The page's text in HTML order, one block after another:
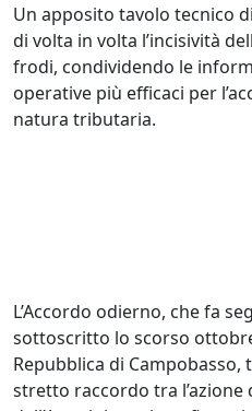
Un apposito tavolo tecnico
di volta in volta l’incisività
frodi, condividendo le
operative più efficaci per
natura tributaria.
L’Accordo odierno, che fa
sottoscritto lo scorso
Repubblica di
stretto raccordo tra l’azione